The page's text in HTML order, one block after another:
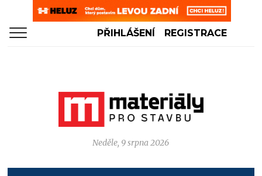
PŘIHLÁŠENÍ REGISTRACE
Neděle, 9 srpna 2026